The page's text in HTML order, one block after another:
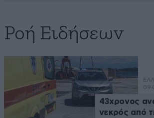
Ροή Ειδήσεων
43χρονος
νεκρός από